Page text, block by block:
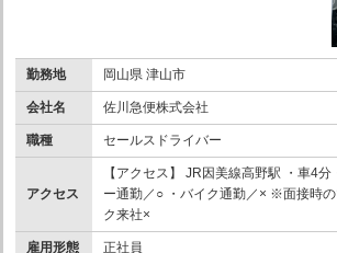
勤務地 岡山県 津山市
会社名 佐川急便株式会社
職種 セールスドライバー
アクセス
【アクセス】 JR因美線高野駅 ・車4
ー通勤／○ ・バイク通勤／× ※面接時
ク来社×
雇用形態 正社員